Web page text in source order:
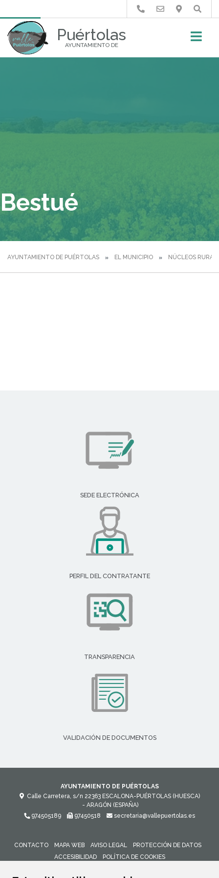
Puértolas
AYUNTAMIENTO DE
Buscar
Bestué
AYUNTAMIENTO DE PUÉRTOLAS EL MUNICIPIO NÚCLEOS
SEDE ELECTRÓNICA
PERFIL DEL CONTRATANTE
TRANSPARENCIA
VALIDACIÓN DE DOCUMENTOS
AYUNTAMIENTO DE PUÉRTOLAS
Calle Carretera, s/n 22363 ESCALONA-PUÉRTOLAS (HUESCA)
- ARAGÓN (ESPAÑA)
974505189
97450518 secretaria@vallepuertolas.es
CONTACTO MAPA WEB AVISO LEGAL
PROTECCIÓN DE DATOS
ACCESIBILIDAD
POLÍTICA DE COOKIES